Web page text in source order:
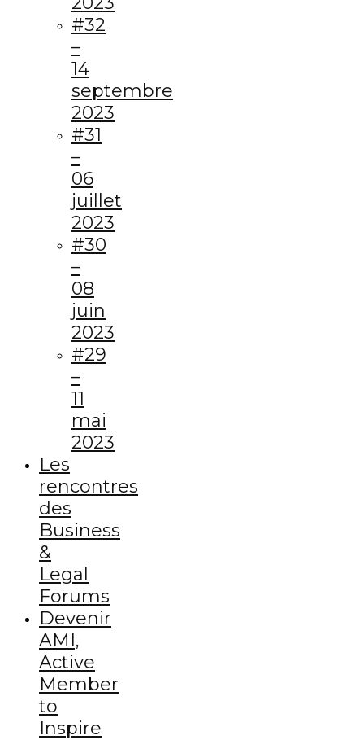
#32
–
14
septembre
2023
#31
–
06
juillet
2023
#30
–
08
juin
2023
#29
–
11
mai
2023
Les
rencontres
des
Business
&
Legal
Forums
Devenir
AMI,
Active
Member
to
Inspire